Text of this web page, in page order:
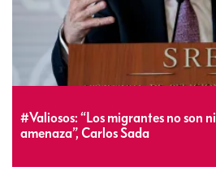
#Valiosos: “Los migrantes no son
amenaza”, Carlos Sada